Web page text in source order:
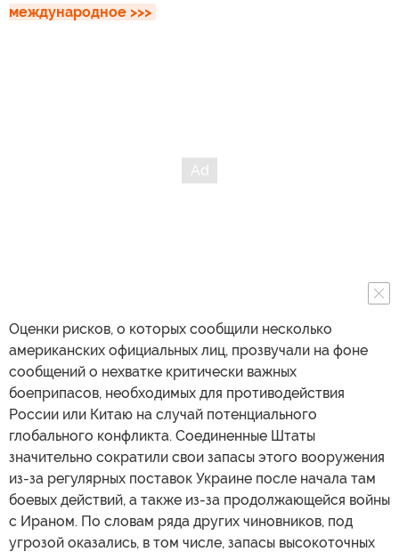
международное >>>
Оценки рисков, о которых сообщили несколько
американских официальных лиц, прозвучали на фоне
сообщений о нехватке критически важных
боеприпасов, необходимых для противодействия
России или Китаю на случай потенциального
глобального конфликта. Соединенные Штаты
значительно сократили свои запасы этого вооружения
из-за регулярных поставок Украине после начала там
боевых действий, а также из-за продолжающейся войны
с Ираном. По словам ряда других чиновников, под
угрозой оказались, в том числе, запасы высокоточных